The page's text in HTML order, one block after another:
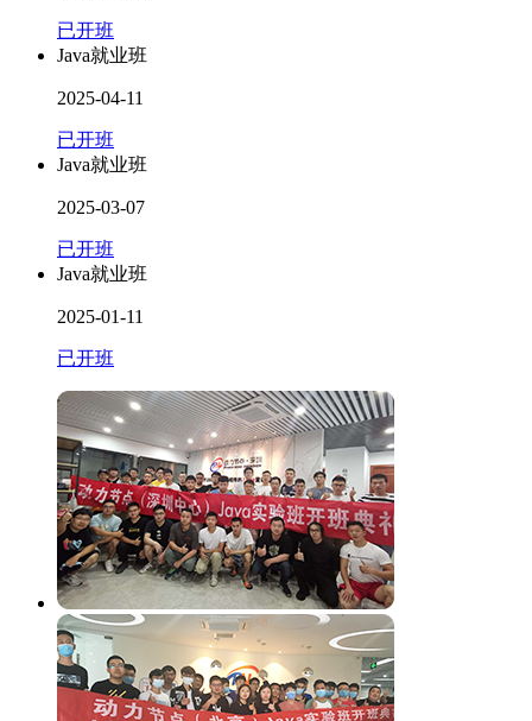
已开班
Java就业班
2025-04-11
已开班
Java就业班
2025-03-07
已开班
Java就业班
2025-01-11
已开班